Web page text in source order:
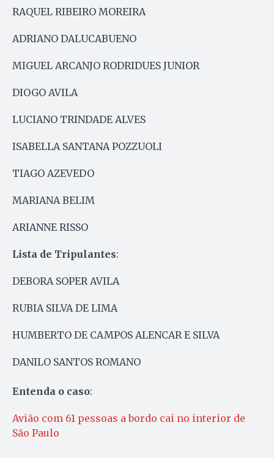
RAQUEL RIBEIRO MOREIRA
ADRIANO DALUCABUENO
MIGUEL ARCANJO RODRIDUES JUNIOR
DIOGO AVILA
LUCIANO TRINDADE ALVES
ISABELLA SANTANA POZZUOLI
TIAGO AZEVEDO
MARIANA BELIM
ARIANNE RISSO
Lista de Tripulantes:
DEBORA SOPER AVILA
RUBIA SILVA DE LIMA
HUMBERTO DE CAMPOS ALENCAR E SILVA
DANILO SANTOS ROMANO
Entenda o caso:
Avião com 61 pessoas a bordo cai no interior de
São Paulo